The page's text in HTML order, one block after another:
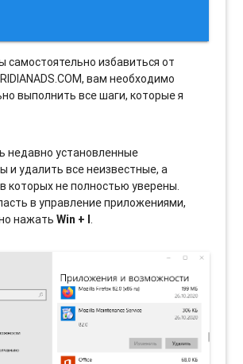
самостоятельно избавиться от
вам необходимо
выполнить все шаги, которые я
недавно установленные
и удалить все неизвестные, а
которых не полностью уверены.
в управление приложениями,
нажатьWin + I.